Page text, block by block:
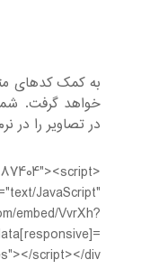
به کمک کدهای
خواهد گرفت.
در تصاویر را در
JavaScript"
embed/VvrXh?
script></div>